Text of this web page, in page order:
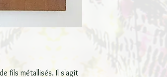
fils métallisés. Il s'agit